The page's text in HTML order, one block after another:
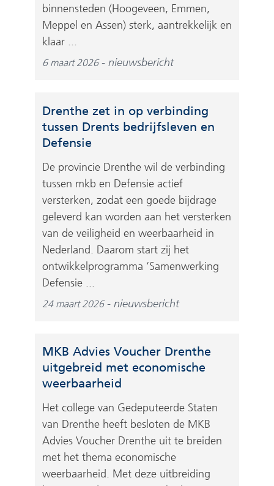
binnensteden (Hoogeveen, Emmen,
Meppel en Assen) sterk, aantrekkelijk en
klaar ...
6 maart 2026 nieuwsbericht
Drenthe zet in op verbinding
tussen Drents bedrijfsleven en
Defensie
De provincie Drenthe wil de verbinding
tussen mkb en Defensie actief
versterken, zodat een goede bijdrage
geleverd kan worden aan het versterken
van de veiligheid en weerbaarheid in
Nederland. Daarom start zij het
ontwikkelprogramma ‘Samenwerking
Defensie ...
24 maart 2026 nieuwsbericht
MKB Advies Voucher Drenthe
uitgebreid met economische
weerbaarheid
Het college van Gedeputeerde Staten
van Drenthe heeft besloten de MKB
Advies Voucher Drenthe uit te breiden
met het thema economische
weerbaarheid. Met deze uitbreiding